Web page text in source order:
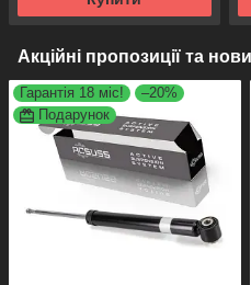
Акційні пропозиції та
Гарантія 18 міс!
–20%
Подарунок